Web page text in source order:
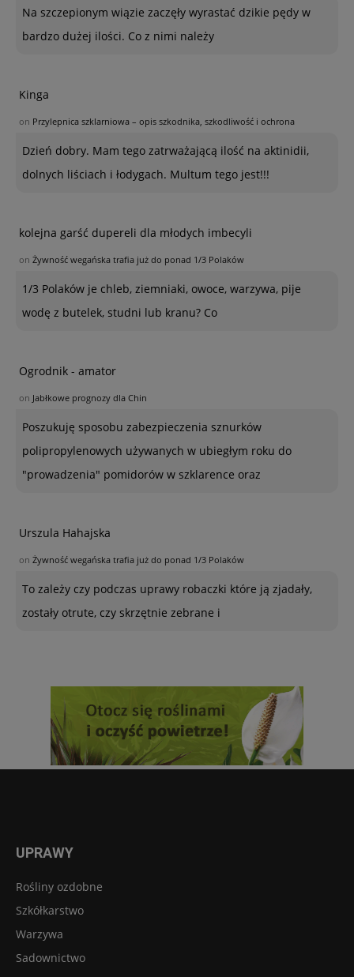
Na szczepionym wiązie zaczęły wyrastać dzikie pędy w
bardzo dużej ilości. Co z nimi należy
Kinga
on Przylepnica szklarniowa – opis szkodnika, szkodliwość i ochrona
Dzień dobry. Mam tego zatrważającą ilość na aktinidii,
dolnych liściach i łodygach. Multum tego jest!!!
kolejna garść dupereli dla młodych imbecyli
on Żywność wegańska trafia już do ponad 1/3 Polaków
1/3 Polaków je chleb, ziemniaki, owoce, warzywa, pije
wodę z butelek, studni lub kranu? Co
Ogrodnik - amator
on Jabłkowe prognozy dla Chin
Poszukuję sposobu zabezpieczenia sznurków
polipropylenowych używanych w ubiegłym roku do
"prowadzenia" pomidorów w szklarence oraz
Urszula Hahajska
on Żywność wegańska trafia już do ponad 1/3 Polaków
To zależy czy podczas uprawy robaczki które ją zjadały,
zostały otrute, czy skrzętnie zebrane i
UPRAWY
Rośliny ozdobne
Szkółkarstwo
Warzywa
Sadownictwo